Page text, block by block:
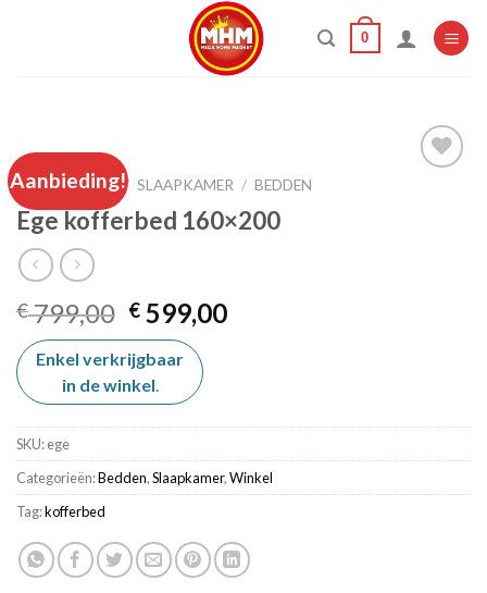
0
Aanbieding!
HOME / SLAAPKAMER / BEDDEN
Ege kofferbed 160×200
€799,00 Oorspronkelijke
prijs
was:
€ 799,00.
€ 599,00Huidige
Enkel verkrijgbaar
in de winkel
SKU:ege
Categorieën:Bedden,Slaapkamer,Winkel
Tag:kofferbed